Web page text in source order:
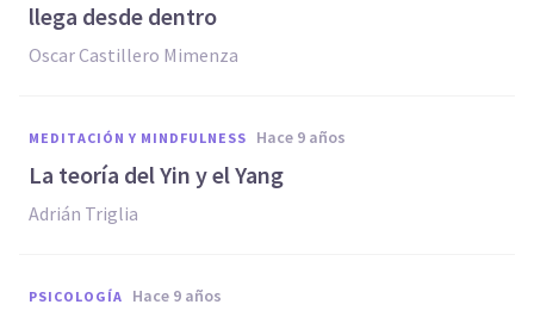
llega desde dentro
Oscar Castillero Mimenza
MEDITACIÓN Y MINDFULNESS hace 9 años
La teoría del Yin y el Yang
Adrián Triglia
PSICOLOGÍA hace 9 años